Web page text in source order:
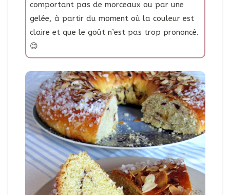
comportant pas de morceaux ou par une
gelée, à partir du moment où la couleur est
claire et que le goût n’est pas trop prononcé.
😊